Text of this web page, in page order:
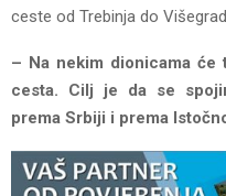
ceste od Trebinja do
– Na nekim dionicama
cesta. Cilj je da se
prema Srbiji i prema